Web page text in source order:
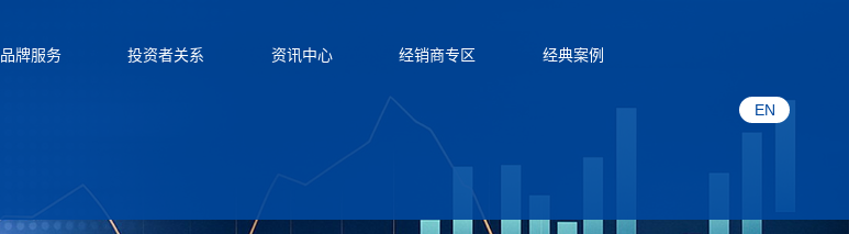
品牌服务 投资者关系 资讯中心 经销商专区 经典案例
EN